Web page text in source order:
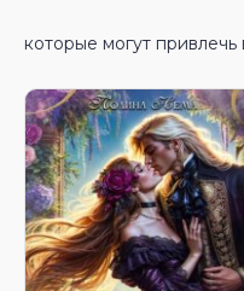
которые могут